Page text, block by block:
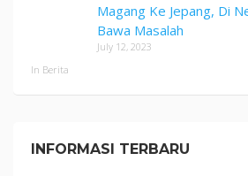
Magang Ke Jepang, Di
Bawa Masalah
July 12, 2023
In Berita
INFORMASI TERBARU